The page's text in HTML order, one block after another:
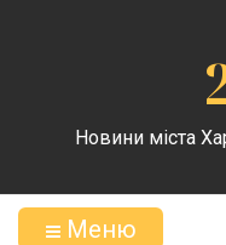
Новини міста
Меню